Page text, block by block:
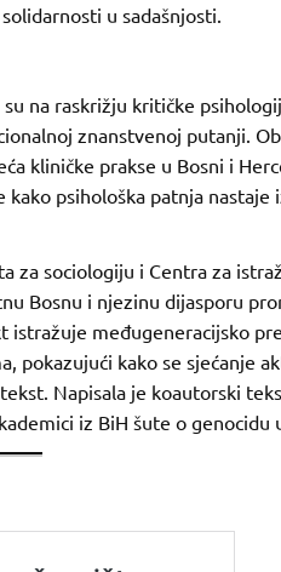
u sadašnjosti.
na raskrižju kritičke
znanstvenoj putanji.
kliničke prakse u Bosni i
psihološka patnja nastaje
za sociologiju i Centra za
Bosnu i njezinu dijasporu
međugeneracijsko
pokazujući kako se sjećanje
Napisala je koautorski
iz BiH šute o genocidu